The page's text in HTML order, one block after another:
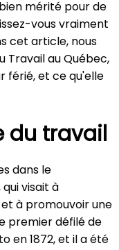
mérité pour de
vous vraiment
cet article, nous
Travail au Québec,
férié, et ce qu'elle
du travail
dans le
visait à
à promouvoir une
premier défilé de
en 1872, et il a été